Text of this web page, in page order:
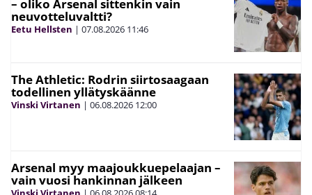
– oliko Arsenal sittenkin vain
neuvotteluvaltti?
Eetu Hellsten | 07.08.2026 11:46
The Athletic: Rodrin siirtosaagaan
todellinen yllätyskäänne
Vinski Virtanen | 06.08.2026 12:00
Arsenal myy maajoukkuepelaajan –
vain vuosi hankinnan jälkeen